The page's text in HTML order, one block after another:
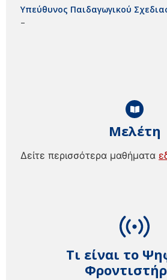
Τι είναι το
Μελέτη
Δείτε περισσότερα μαθήματα
Υπεύθυνος Παιδαγωγικού
–